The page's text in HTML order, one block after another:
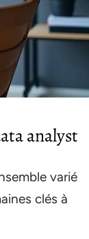
analyst
varié
clés à